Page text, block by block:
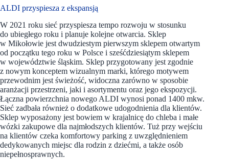
ALDI przyspiesza z ekspansją
W 2021 roku sieć przyspiesza tempo rozwoju w stosunku
do ubiegłego roku i planuje kolejne otwarcia. Sklep
w Mikołowie jest dwudziestym pierwszym sklepem otwartym
od początku tego roku w Polsce i sześćdziesiątym sklepem
w województwie śląskim. Sklep przygotowany jest zgodnie
z nowym konceptem wizualnym marki, którego motywem
przewodnim jest świeżość, widoczna zarówno w sposobie
aranżacji przestrzeni, jaki i asortymentu oraz jego ekspozycji.
Łączna powierzchnia nowego ALDI wynosi ponad 1400 mkw.
Sieć zadbała również o dodatkowe udogodnienia dla klientów.
Sklep wyposażony jest bowiem w krajalnicę do chleba i małe
wózki zakupowe dla najmłodszych klientów. Tuż przy wejściu
na klientów czeka komfortowy parking z uwzględnieniem
dedykowanych miejsc dla rodzin z dziećmi, a także osób
niepełnosprawnych.